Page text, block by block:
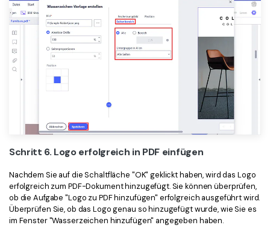
Schritt 6. Logo erfolgreich in PDF einfügen
Nachdem Sie auf die Schaltfläche "OK" geklickt haben, wird das Logo
erfolgreich zum PDF-Dokument hinzugefügt. Sie können überprüfen,
ob die Aufgabe "Logo zu PDF hinzufügen" erfolgreich ausgeführt wird.
Überprüfen Sie, ob das Logo genau so hinzugefügt wurde, wie Sie es
im Fenster "Wasserzeichen hinzufügen" angegeben haben.